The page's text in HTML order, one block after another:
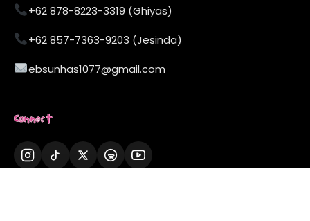
+62 878-8223-3319 (Ghiyas)
+62 857-7363-9203 (Jesinda)
ebsunhas1077@gmail.com
Connect